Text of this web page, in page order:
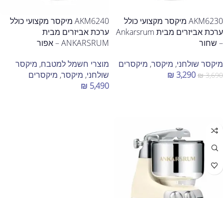
AKM6230 מיקסר מקצועי כולל
ערכת אביזרים מבית Ankarsrum
– שחור
מיקסר שולחני, מיקסר, מיקסרים
₪3,690
₪ 3,290
AKM6240 מיקסר מקצועי כולל
ערכת אביזרים מבית
ANKARSRUM – אפור
מוצרי חשמל למטבח, מיקסר
שולחני, מיקסר, מיקסרים
₪ 5,490